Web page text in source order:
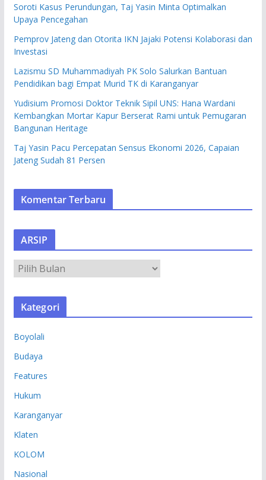
Soroti Kasus Perundungan, Taj Yasin Minta Optimalkan
Upaya Pencegahan
Pemprov Jateng dan Otorita IKN Jajaki Potensi Kolaborasi dan
Investasi
Lazismu SD Muhammadiyah PK Solo Salurkan Bantuan
Pendidikan bagi Empat Murid TK di Karanganyar
Yudisium Promosi Doktor Teknik Sipil UNS: Hana Wardani
Kembangkan Mortar Kapur Berserat Rami untuk Pemugaran
Bangunan Heritage
Taj Yasin Pacu Percepatan Sensus Ekonomi 2026, Capaian
Jateng Sudah 81 Persen
Komentar Terbaru
ARSIP
R
S
Kategori
Boyolali
Budaya
Features
Hukum
Karanganyar
Klaten
KOLOM
Nasional